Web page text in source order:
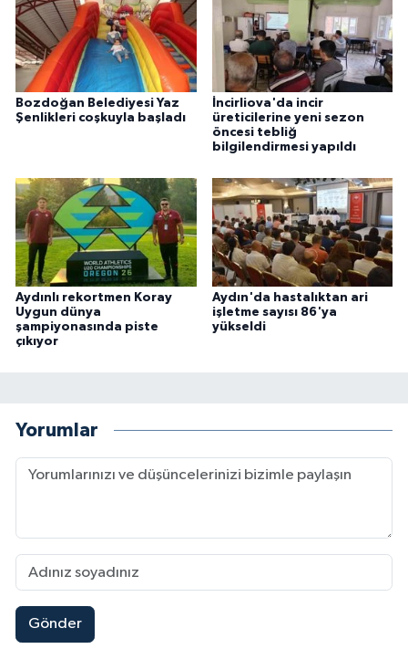
Bozdoğan Belediyesi Yaz
Şenlikleri coşkuyla başladı
İncirliova'da incir
üreticilerine yeni sezon
öncesi tebliğ
bilgilendirmesi yapıldı
Aydınlı rekortmen Koray
Uygun dünya
şampiyonasında piste
çıkıyor
Aydın'da hastalıktan ari
işletme sayısı 86'ya
yükseldi
Yorumlar
Gönder